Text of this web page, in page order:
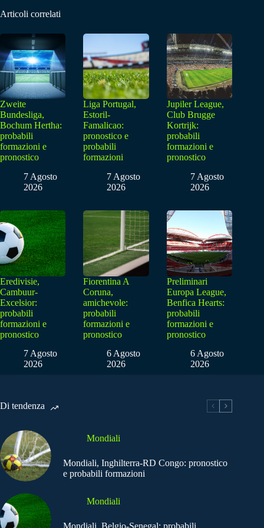
Articoli correlati
Zweite
Bundesliga,
Bochum Hertha:
probabili
formazioni e
pronostico
7 Agosto
2026
Liga Portugal,
Estoril-
Famalicao:
pronostico e
probabili
formazioni
7 Agosto
2026
Jupiler League,
Club Brugge
Kortrijk:
probabili
formazioni e
pronostico
7 Agosto
2026
Eredivisie,
Cambuur-
Excelsior:
probabili
formazioni e
pronostico
7 Agosto
2026
Fiorentina A
Coruna,
amichevole:
probabili
formazioni e
pronostico
6 Agosto
2026
Preliminari
Europa League,
Benfica Hearts:
probabili
formazioni e
pronostico
6 Agosto
2026
Di tendenza
Mondiali
Mondiali, Inghilterra-RD Congo: pronostico
e probabili formazioni
Mondiali
Mondiali, Belgio-Senegal: probabili